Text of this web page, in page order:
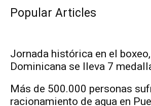
Popular Articles
Jornada histórica en el
Dominicana se lleva 7
Más de 500.000 personas
racionamiento de agua en